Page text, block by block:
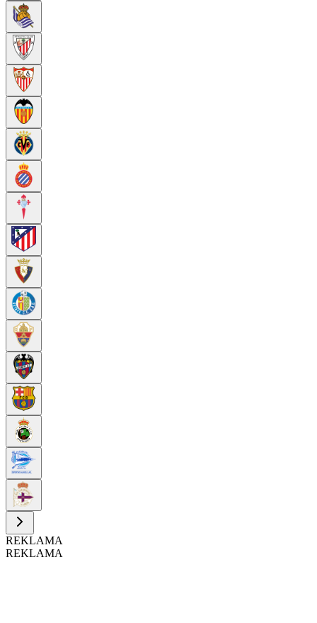
REKLAMA
REKLAMA